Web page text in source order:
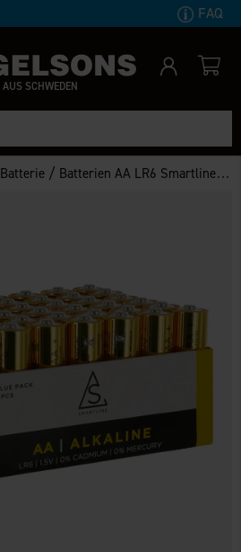
FAQ
AUS SCHWEDEN
Batterie / Batterien AA LR6 Smartline 42er-Pack